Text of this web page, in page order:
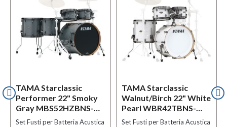
TAMA Starclassic
Performer 22" Smoky
Gray MBS52HZBNS-
SGR
Set Fusti per Batteria Acustica
TAMA Starclassic
Walnut/Birch 22" White
Pearl WBR42TBNS-
WPL
Set Fusti per Batteria Acustica